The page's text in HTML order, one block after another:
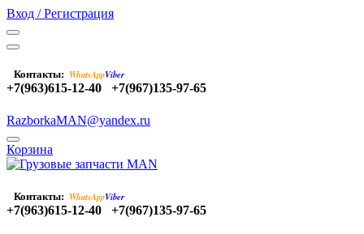
Вход / Регистрация
Контакты: WhatsAppViber
+7(963)615-12-40 +7(967)135-97-65
RazborkaMAN@yandex.ru
Корзина
Контакты: WhatsAppViber
+7(963)615-12-40 +7(967)135-97-65